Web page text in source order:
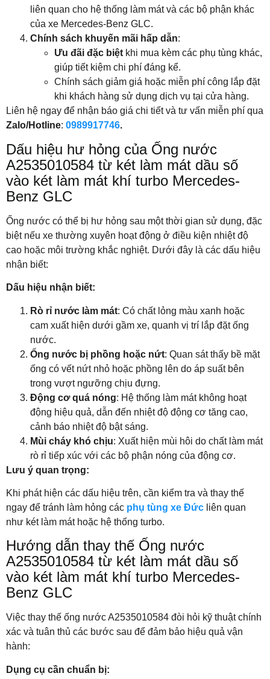
liên quan cho hệ thống làm mát và các bộ phận khác
của xe Mercedes-Benz GLC.
Chính sách khuyến mãi hấp dẫn:
Ưu đãi đặc biệt khi mua kèm các phụ tùng khác,
giúp tiết kiệm chi phí đáng kể.
Chính sách giảm giá hoặc miễn phí công lắp đặt
khi khách hàng sử dụng dịch vụ tại cửa hàng.
Liên hệ ngay để nhận báo giá chi tiết và tư vấn miễn phí qua
Zalo/Hotline: 0989917746.
Dấu hiệu hư hỏng của Ống nước
A2535010584 từ két làm mát dầu số
vào két làm mát khí turbo Mercedes-
Benz GLC
Ống nước có thể bị hư hỏng sau một thời gian sử dụng, đặc
biệt nếu xe thường xuyên hoạt động ở điều kiện nhiệt độ
cao hoặc môi trường khắc nghiệt. Dưới đây là các dấu hiệu
nhận biết:
Dấu hiệu nhận biết:
Rò rỉ nước làm mát: Có chất lỏng màu xanh hoặc
cam xuất hiện dưới gầm xe, quanh vị trí lắp đặt ống
nước.
Ống nước bị phồng hoặc nứt: Quan sát thấy bề mặt
ống có vết nứt nhỏ hoặc phồng lên do áp suất bên
trong vượt ngưỡng chịu đựng.
Động cơ quá nóng: Hệ thống làm mát không hoạt
động hiệu quả, dẫn đến nhiệt độ động cơ tăng cao,
cảnh báo nhiệt độ bật sáng.
Mùi cháy khó chịu: Xuất hiện mùi hôi do chất làm mát
rò rỉ tiếp xúc với các bộ phận nóng của động cơ.
Lưu ý quan trọng:
Khi phát hiện các dấu hiệu trên, cần kiểm tra và thay thế
ngay để tránh làm hỏng các phụ tùng xe Đức liên quan
như két làm mát hoặc hệ thống turbo.
Hướng dẫn thay thế Ống nước
A2535010584 từ két làm mát dầu số
vào két làm mát khí turbo Mercedes-
Benz GLC
Việc thay thế ống nước A2535010584 đòi hỏi kỹ thuật chính
xác và tuân thủ các bước sau để đảm bảo hiệu quả vận
hành:
Dụng cụ cần chuẩn bị: